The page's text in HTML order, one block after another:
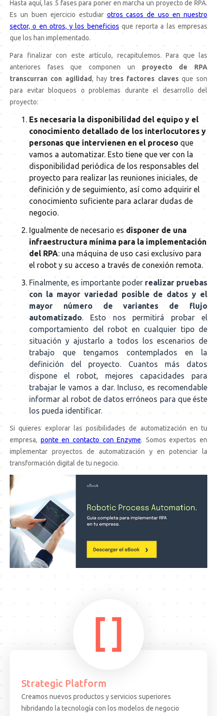
Hasta aquí, las 5 fases para poner en marcha un proyecto de RPA.
Es un buen ejercicio estudiar otros casos de uso en nuestro
sector, o en otros, y los beneficios que reporta a las empresas
que los han implementado.
Para finalizar con este artículo, recapitulemos. Para que las
anteriores fases que componen un proyecto de RPA
transcurran con agilidad, hay tres factores claves que son
para evitar bloqueos o problemas durante el desarrollo del
proyecto:
Es necesaria la disponibilidad del equipo y el
conocimiento detallado de los interlocutores y
personas que intervienen en el proceso que
vamos a automatizar. Esto tiene que ver con la
disponibilidad periódica de los responsables del
proyecto para realizar las reuniones iniciales, de
definición y de seguimiento, así como adquirir el
conocimiento suficiente para aclarar dudas de
negocio.
Igualmente de necesario es disponer de una
infraestructura mínima para la implementación
del RPA: una máquina de uso casi exclusivo para
el robot y su acceso a través de conexión remota.
Finalmente, es importante poder realizar pruebas
con la mayor variedad posible de datos y el
mayor número de variantes de flujo
automatizado. Esto nos permitirá probar el
comportamiento del robot en cualquier tipo de
situación y ajustarlo a todos los escenarios de
trabajo que tengamos contemplados en la
definición del proyecto. Cuantos más datos
dispone el robot, mejores capacidades para
trabajar le vamos a dar. Incluso, es recomendable
informar al robot de datos erróneos para que éste
los pueda identificar.
Si quieres explorar las posibilidades de automatización en tu
empresa, ponte en contacto con Enzyme. Somos expertos en
implementar proyectos de automatización y en potenciar la
transformación digital de tu negocio.
Strategic Platform
Creamos nuevos productos y servicios superiores
hibridando la tecnología con los modelos de negocio
ARTICULO 15.08.25